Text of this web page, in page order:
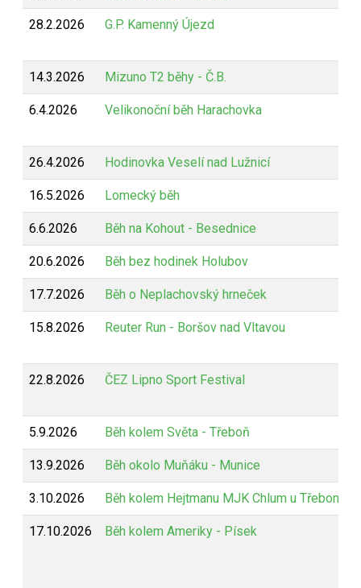
28.2.2026 G.P. Kamenný Újezd
14.3.2026 Mizuno T2 běhy - Č.B.
6.4.2026 Velikonoční běh Harachovka
26.4.2026 Hodinovka Veselí nad Lužnicí
16.5.2026 Lomecký běh
6.6.2026 Běh na Kohout - Besednice
20.6.2026 Běh bez hodinek Holubov
17.7.2026 Běh o Neplachovský hrneček
15.8.2026 Reuter Run - Boršov nad Vltavou
22.8.2026 ČEZ Lipno Sport Festival
5.9.2026 Běh kolem Světa - Třeboň
13.9.2026 Běh okolo Muňáku - Munice
3.10.2026 Běh kolem Hejtmanu MJK Chlum u Třeboně
17.10.2026 Běh kolem Ameriky - Písek